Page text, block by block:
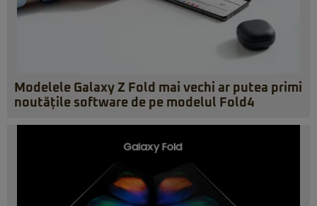
Modelele Galaxy Z Fold mai vechi ar putea primi
noutățile software de pe modelul Fold4